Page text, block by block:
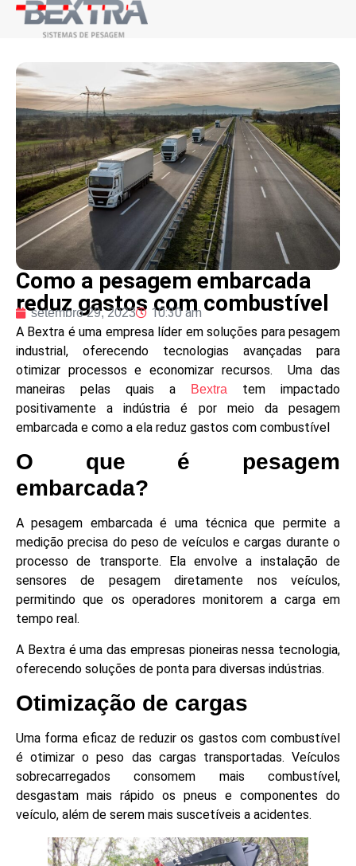
Como a pesagem embarcada
reduz gastos com combustível
setembro 29, 2023
10:30 am
A Bextra é uma empresa líder em soluções para pesagem
industrial, oferecendo tecnologias avançadas para
otimizar processos e economizar recursos. Uma das
maneiras pelas quais a
Bextra
tem impactado
positivamente a indústria é por meio da pesagem
embarcada e como a ela reduz gastos com combustível
O que é pesagem
embarcada?
A pesagem embarcada é uma técnica que permite a
medição precisa do peso de veículos e cargas durante o
processo de transporte. Ela envolve a instalação de
sensores de pesagem diretamente nos veículos,
permitindo que os operadores monitorem a carga em
tempo real.
A Bextra é uma das empresas pioneiras nessa tecnologia,
oferecendo soluções de ponta para diversas indústrias.
Otimização de cargas
Uma forma eficaz de reduzir os gastos com combustível
é otimizar o peso das cargas transportadas. Veículos
sobrecarregados consomem mais combustível,
desgastam mais rápido os pneus e componentes do
veículo, além de serem mais suscetíveis a acidentes.